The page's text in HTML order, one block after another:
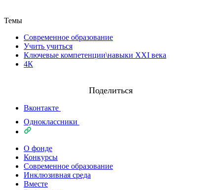
Темы
Современное образование
Учить учиться
Ключевые компетенции\навыки XXI века
4К
Поделиться
Вконтакте
Одноклассники
О фонде
Конкурсы
Современное образование
Инклюзивная среда
Вместе